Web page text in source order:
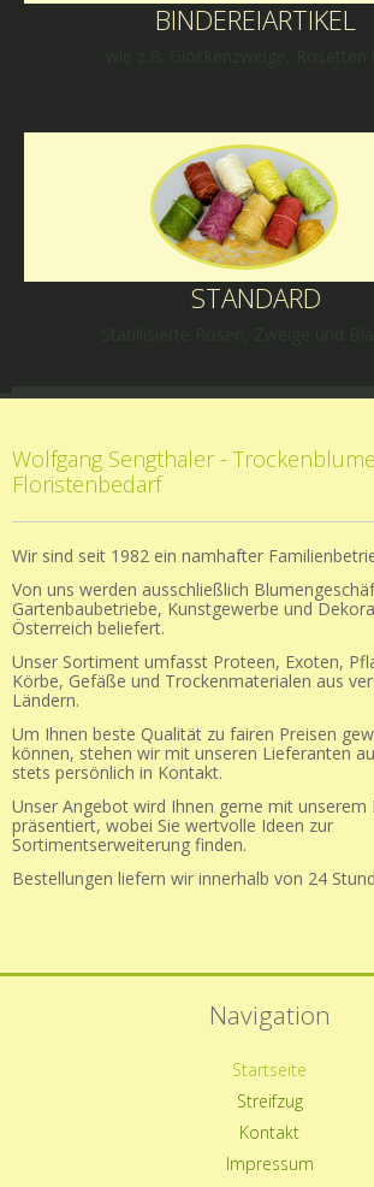
BINDEREIARTIKEL
STANDARD
Wolfgang Sengthaler -
Floristenbedarf
Wir sind seit 1982 ein namhafter
Von uns werden ausschließlich
Gartenbaubetriebe, Kunstgewerbe und
Österreich beliefert.
Unser Sortiment umfasst Proteen, Exoten,
Körbe, Gefäße und Trockenmaterialen aus
Ländern.
Um Ihnen beste Qualität zu fairen Preisen
können, stehen wir mit unseren Lieferanten
stets persönlich in Kontakt.
Unser Angebot wird Ihnen gerne mit
präsentiert, wobei Sie wertvolle Ideen zur
Sortimentserweiterung finden.
Bestellungen liefern wir innerhalb von 24
Navigation
Navigation
überspringen
Startseite
Streifzug
Kontakt
Impressum